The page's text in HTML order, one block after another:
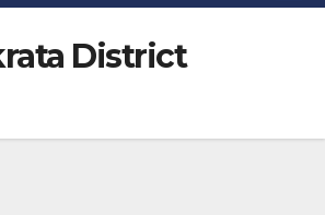
District